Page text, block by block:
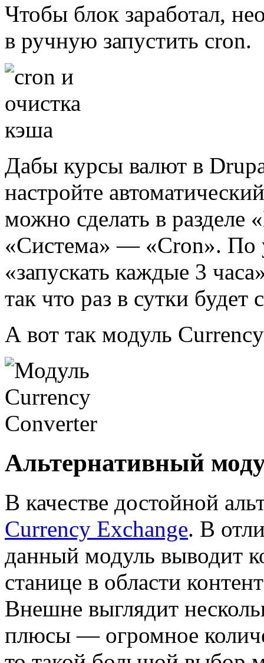
Чтобы блок заработал,
в ручную запустить cron.
Дабы курсы валют в
настройте
можно сделать в
«Система» — «Cron». По
«запускать каждые 3
так что раз в сутки будет
А вот так модуль
Альтернативный
В качестве достойной
Currency Exchange. В
данный модуль выводит
станице в области
Внешне выглядит
плюсы — огромное